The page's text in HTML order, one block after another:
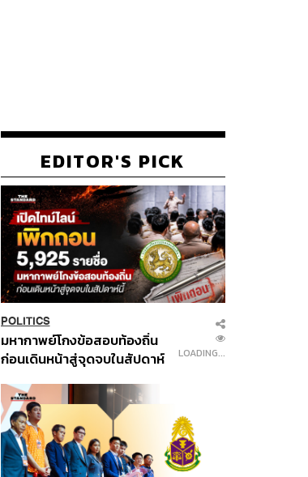
EDITOR'S PICK
POLITICS
มหากาพย์โกงข้อสอบท้องถิ่น
ก่อนเดินหน้าสู่จุดจบในสัปดาห์
LOADING...